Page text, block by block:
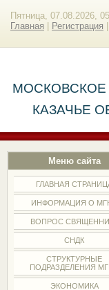
Пятница, 07.08.2026,
Главная
Регистрация
МОСКОВСКОЕ
КАЗАЧЬЕ
Меню сайта
ГЛАВНАЯ
ИНФОРМАЦИЯ О
ВОПРОС
СНДК
СТРУКТУРНЫЕ
ПОДРАЗДЕЛЕНИЯ
ЭКОНОМИКА